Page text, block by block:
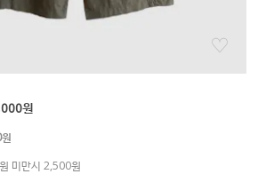
원
미만시 2,500원